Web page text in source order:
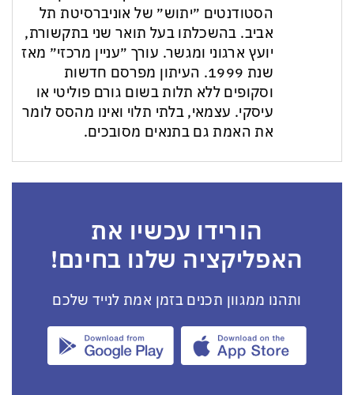
הסטודנטים ״יתוש״ של אוניברסיטת תל
אביב. בהשכלתו בעל תואר שני בתקשורת,
יועץ ארגוני ומגשר. עורך ״עניין מרכזי״ מאז
שנת 1999. העיתון מפרסם חדשות
וסקופים ללא תלות בשום גורם פוליטי או
עיסקי. עצמאי, בלתי תלוי ואינו מהסס לומר
את האמת גם בתנאים מסובכים.
הורידו עכשיו את
האפליקציה שלנו בחינם!
ותהנו ממגוון תכנים בזמן אמת לנייד שלכם